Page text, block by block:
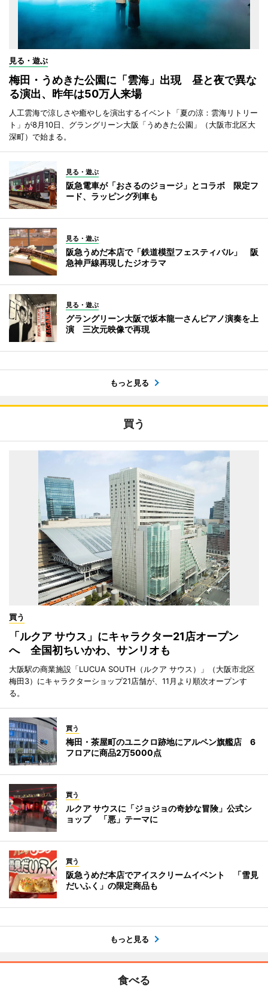
見る・遊ぶ
梅田・うめきた公園に「雲海」出現 昼と夜で異な
る演出、昨年は50万人来場
人工雲海で涼しさや癒やしを演出するイベント「夏の涼：雲海リトリー
ト」が8月10日、グラングリーン大阪「うめきた公園」（大阪市北区大
深町）で始まる。
見る・遊ぶ
阪急電車が「おさるのジョージ」とコラボ 限定フ
ード、ラッピング列車も
見る・遊ぶ
阪急うめだ本店で「鉄道模型フェスティバル」 阪
急神戸線再現したジオラマ
見る・遊ぶ
グラングリーン大阪で坂本龍一さんピアノ演奏を上
演 三次元映像で再現
もっと見る
買う
買う
「ルクア サウス」にキャラクター21店オープン
へ 全国初ちいかわ、サンリオも
大阪駅の商業施設「LUCUA SOUTH（ルクア サウス）」（大阪市北区
梅田3）にキャラクターショップ21店舗が、11月より順次オープンす
る。
買う
梅田・茶屋町のユニクロ跡地にアルペン旗艦店 6
フロアに商品2万5000点
買う
ルクア サウスに「ジョジョの奇妙な冒険」公式シ
ョップ 「悪」テーマに
買う
阪急うめだ本店でアイスクリームイベント 「雪見
だいふく」の限定商品も
もっと見る
食べる